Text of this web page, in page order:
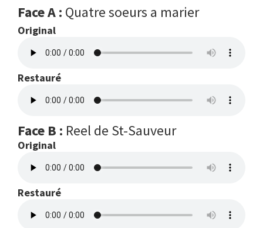
Face A : Quatre soeurs a marier
Original
Restauré
Face B : Reel de St-Sauveur
Original
Restauré